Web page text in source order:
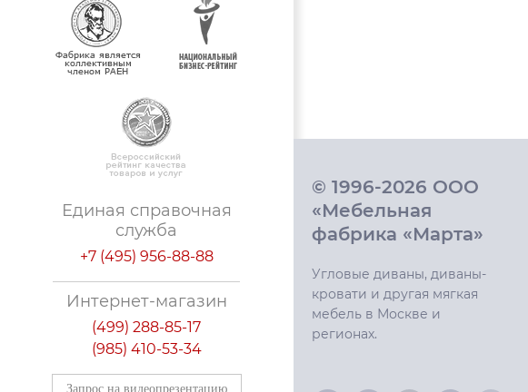
Единая справочная
служба
+7 (495) 956-88-88
Интернет-магазин
(499) 288-85-17
(985) 410-53-34
Запрос на видеопрезентацию
© 1996-2026 ООО
«Мебельная
фабрика «Марта»
Угловые диваны, диваны-
кровати и другая мягкая
мебель в Москве и
регионах.